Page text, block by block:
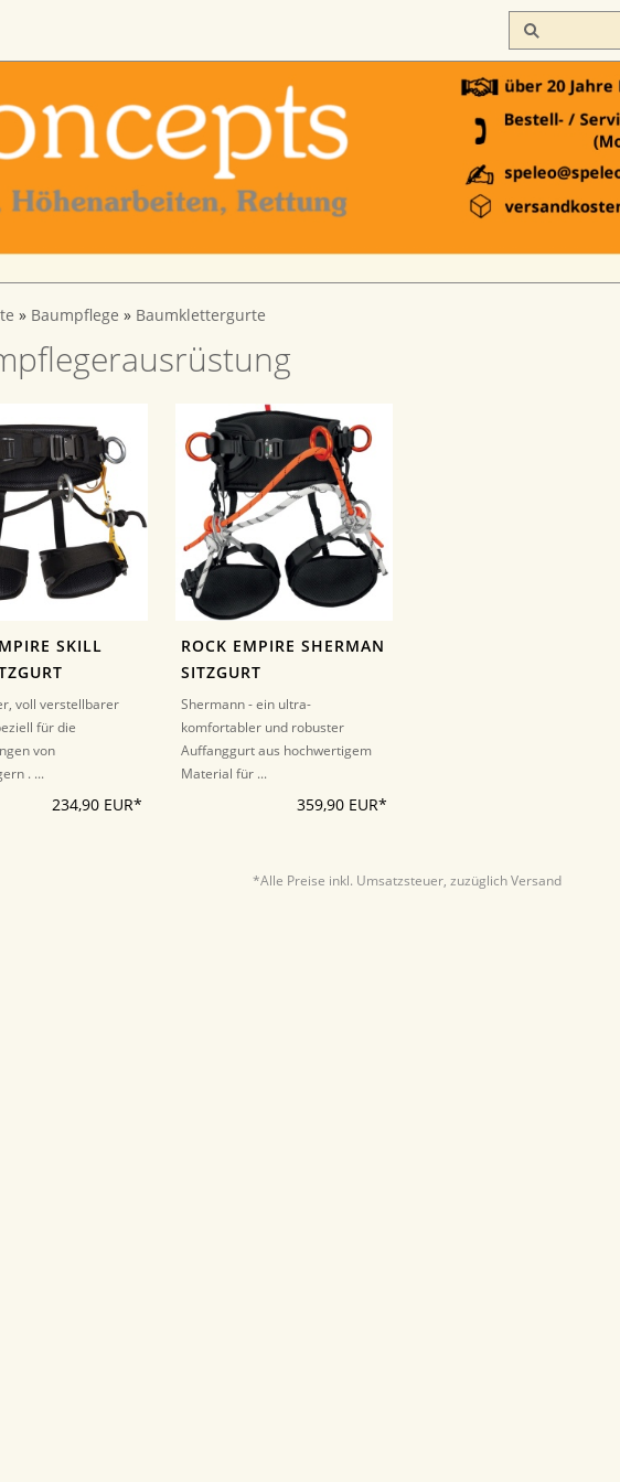
» Baumpflege » Baumklettergurte
SKILL
voll verstellbarer
für die
von
. ...
234,90 EUR*
ROCK EMPIRE SHERMAN
SITZGURT
Shermann - ein ultra-
komfortabler und robuster
Auffanggurt aus hochwertigem
Material für ...
359,90 EUR*
*Alle Preise inkl. Umsatzsteuer, zuzüglich Versand